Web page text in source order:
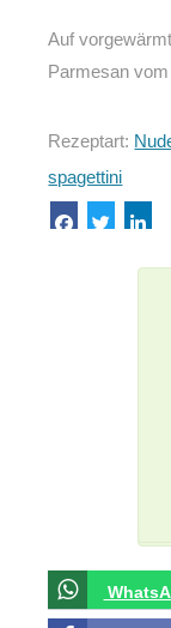
Auf
Parmesan
Rezeptart:
spagettini